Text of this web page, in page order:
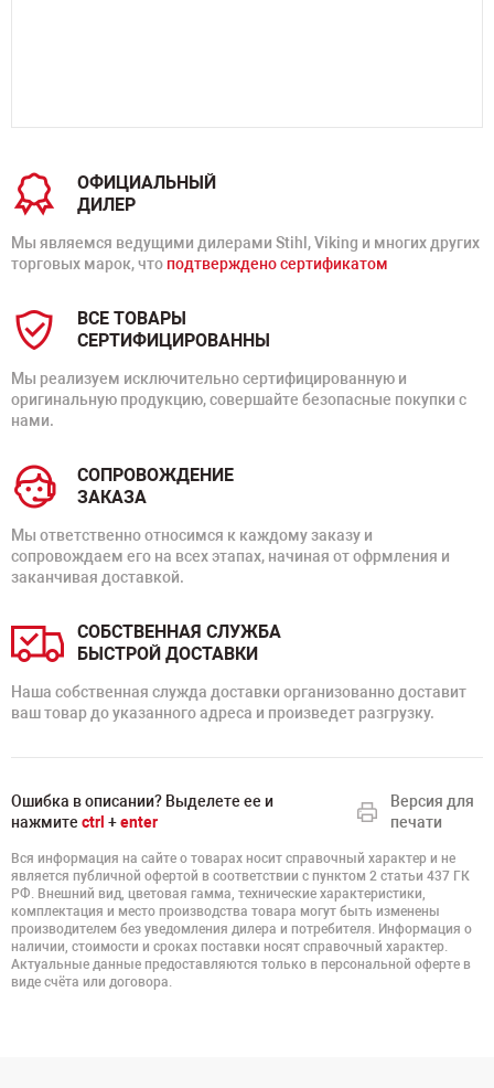
ОФИЦИАЛЬНЫЙ
ДИЛЕР
Мы являемся ведущими дилерами Stihl, Viking и многих других
торговых марок, что подтверждено сертификатом
ВСЕ ТОВАРЫ
СЕРТИФИЦИРОВАННЫ
Мы реализуем исключительно сертифицированную и
оригинальную продукцию, совершайте безопасные покупки с
нами.
СОПРОВОЖДЕНИЕ
ЗАКАЗА
Мы ответственно относимся к каждому заказу и
сопровождаем его на всех этапах, начиная от офрмления и
заканчивая доставкой.
СОБСТВЕННАЯ СЛУЖБА
БЫСТРОЙ ДОСТАВКИ
Наша собственная служда доставки организованно доставит
ваш товар до указанного адреса и произведет разгрузку.
Ошибка в описании? Выделете ее и
нажмите ctrl +enter
Версия для
печати
Вся информация на сайте о товарах носит справочный характер и не
является публичной офертой в соответствии с пунктом 2 статьи 437 ГК
РФ. Внешний вид, цветовая гамма, технические характеристики,
комплектация и место производства товара могут быть изменены
производителем без уведомления дилера и потребителя. Информация о
наличии, стоимости и сроках поставки носят справочный характер.
Актуальные данные предоставляются только в персональной оферте в
виде счёта или договора.